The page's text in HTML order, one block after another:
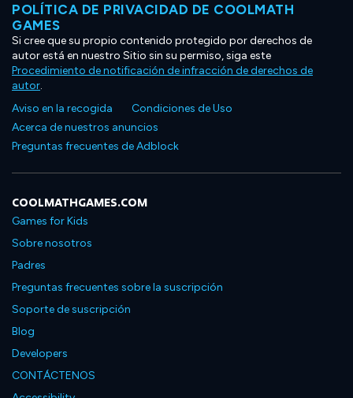
POLÍTICA DE PRIVACIDAD DE COOLMATH
GAMES
Si cree que su propio contenido protegido por derechos de
autor está en nuestro Sitio sin su permiso, siga este
Procedimiento de notificación de infracción de derechos de
autor.
Aviso en la recogida
Condiciones de Uso
Acerca de nuestros anuncios
Preguntas frecuentes de Adblock
COOLMATHGAMES.COM
Games for Kids
Sobre nosotros
Padres
Preguntas frecuentes sobre la suscripción
Soporte de suscripción
Blog
Developers
CONTÁCTENOS